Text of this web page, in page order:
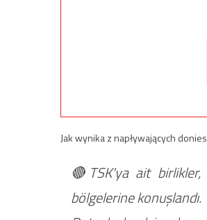
Jak wynika z napływających
🔴TSK'ya ait birlikler,
bölgelerine konuşlandı.